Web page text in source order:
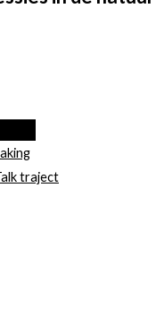
traject